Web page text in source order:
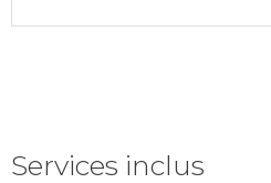
Services inclus